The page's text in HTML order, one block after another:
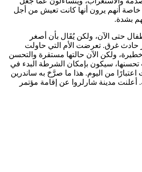
خاصة أنهم يرون أنها كانت تعيش من أجل
بشدة.
حتى الآن، ولكن يُقَال بأن أصغر
حادث غرق. تعرضت الأم التي حاولت
خطيرة، ولكن الآن حالتها مستقرة والتحسن
سيكون بإمكان الشرطة البدء في
اعتبارًا من اليوم. هذا ما صرَّحَ به ساندرين
أعلنت مدينة شارلروا عن إقامة مؤتمر